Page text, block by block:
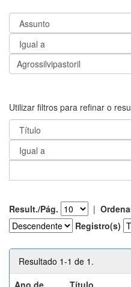
Utilizar filtros para refinar o
Result./Pág. |
Registro(s)
Resultado 1-1 de 1.
Ano de
Título